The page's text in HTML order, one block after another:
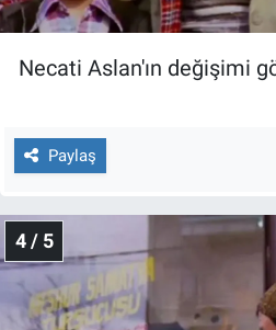
Necati Aslan'ın değişimi
Paylaş
4 / 5